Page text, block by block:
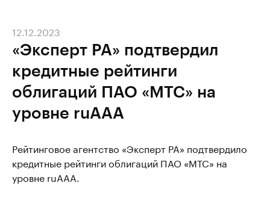
«Эксперт РА» подтвердил
кредитные рейтинги
облигаций ПАО «МТС» на
уровне ruAAA
12.12.2023
Рейтинговое агентство «Эксперт РА» подтвердило
кредитные рейтинги облигаций ПАО «МТС» на
уровне ruAAA.